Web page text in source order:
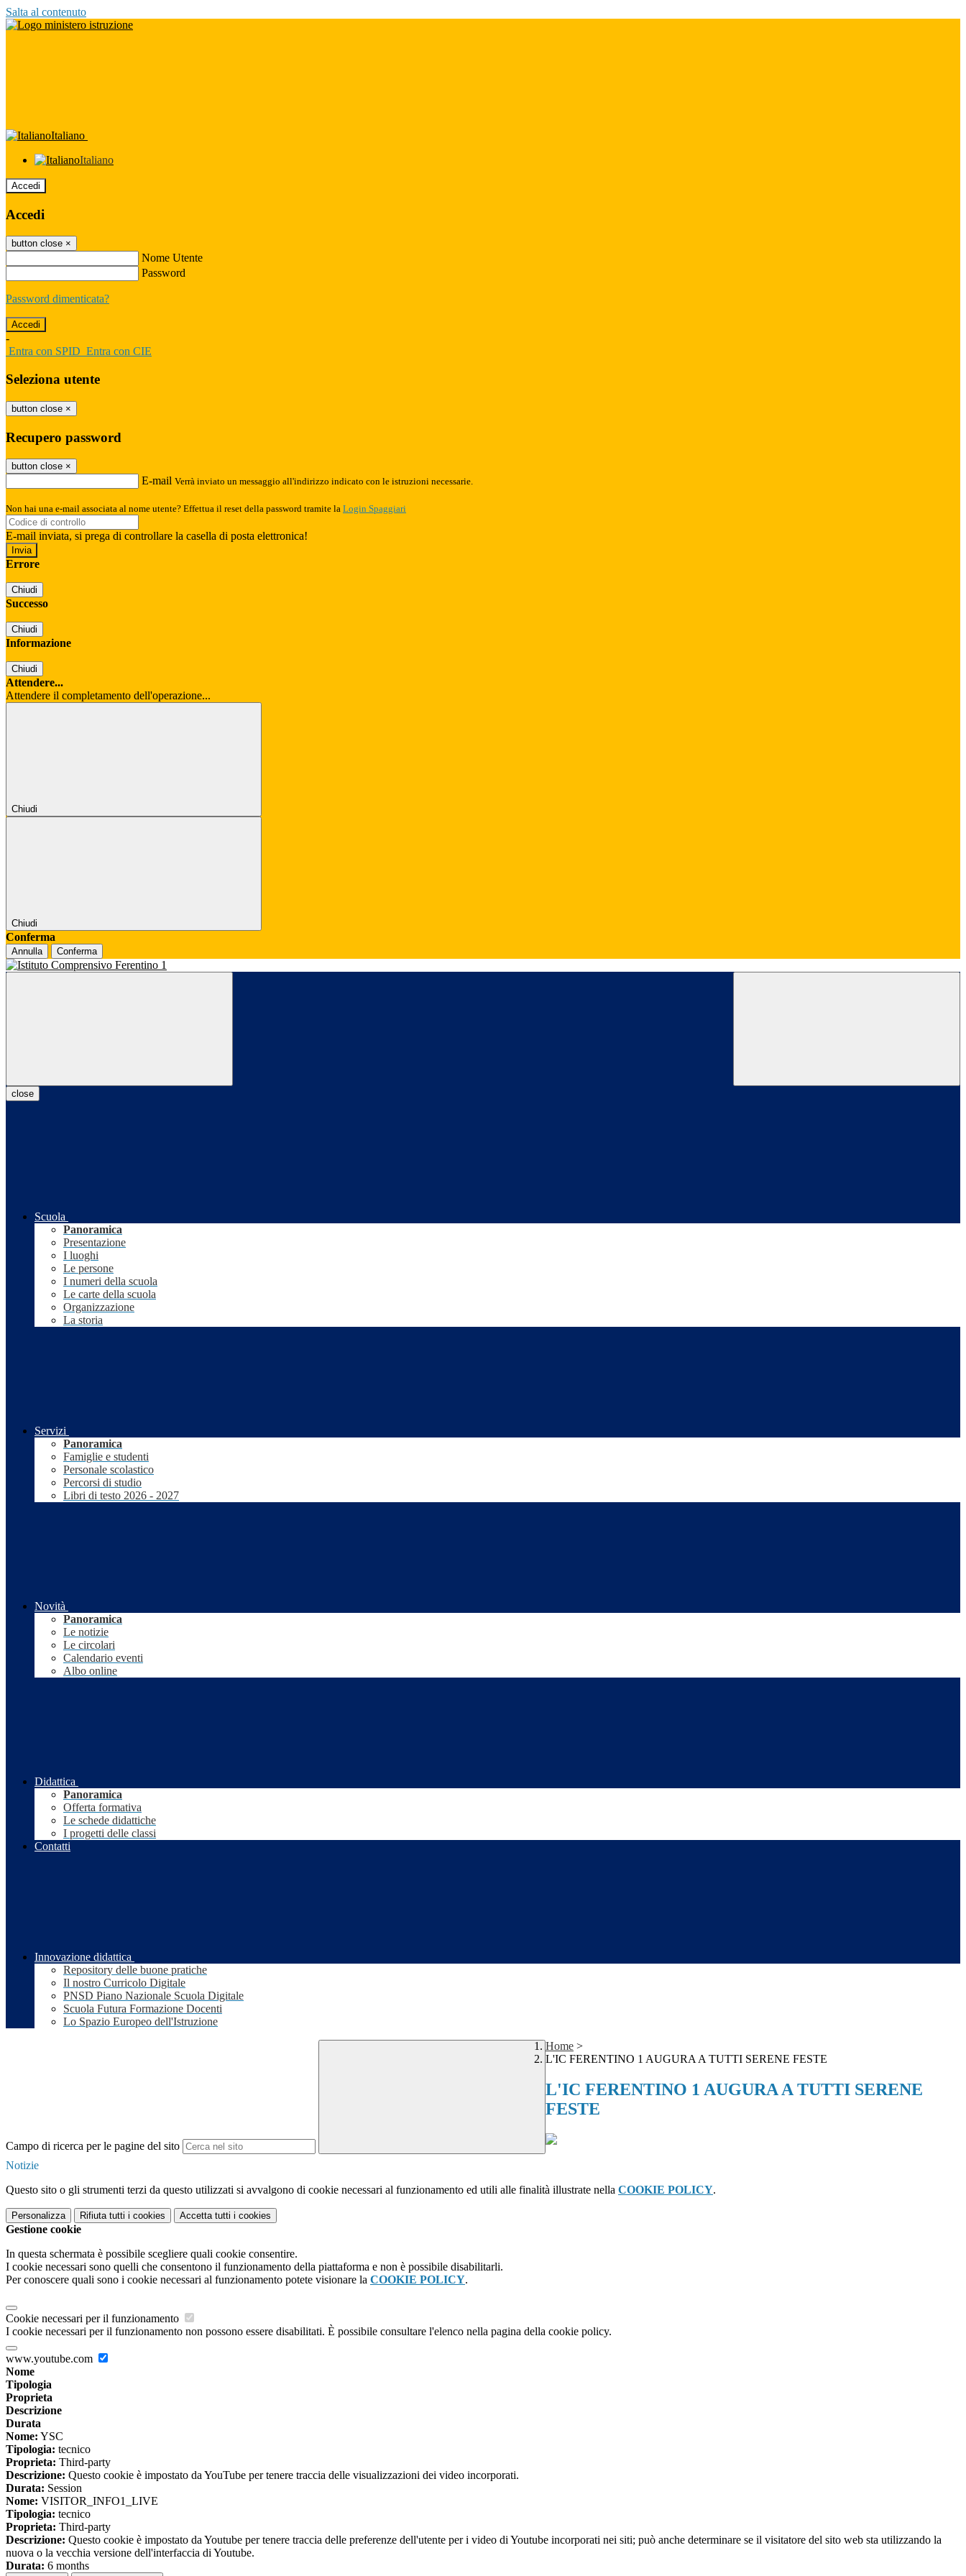
Salta al contenuto
Italiano
Italiano
Accedi
Accedi
button close ×
Nome Utente
Password
Password dimenticata?
-
Entra con SPID Entra con CIE
Seleziona utente
button close ×
Recupero password
button close ×
E-mail Verrà inviato un messaggio all'indirizzo indicato con le istruzioni necessarie.
Non hai una e-mail associata al nome utente? Effettua il reset della password tramite la Login Spaggiari
E-mail inviata, si prega di controllare la casella di posta elettronica!
Errore
Chiudi
Successo
Chiudi
Informazione
Chiudi
Attendere...
Attendere il completamento dell'operazione...
Chiudi
Chiudi
Conferma
Annulla Conferma
close
Scuola
Panoramica
Presentazione
I luoghi
Le persone
I numeri della scuola
Le carte della scuola
Organizzazione
La storia
Servizi
Panoramica
Famiglie e studenti
Personale scolastico
Percorsi di studio
Libri di testo 2026 - 2027
Novità
Panoramica
Le notizie
Le circolari
Calendario eventi
Albo online
Didattica
Panoramica
Offerta formativa
Le schede didattiche
I progetti delle classi
Contatti
Innovazione didattica
Repository delle buone pratiche
Il nostro Curricolo Digitale
PNSD Piano Nazionale Scuola Digitale
Scuola Futura Formazione Docenti
Lo Spazio Europeo dell'Istruzione
Campo di ricerca per le pagine del sito
Home >
L'IC FERENTINO 1 AUGURA A TUTTI SERENE FESTE
L'IC FERENTINO 1 AUGURA A TUTTI SERENE
FESTE
Notizie
Questo sito o gli strumenti terzi da questo utilizzati si avvalgono di cookie necessari al funzionamento ed utili alle finalità illustrate nella COOKIE POLICY.
Personalizza Rifiuta tutti i cookies Accetta tutti i cookies
Gestione cookie
In questa schermata è possibile scegliere quali cookie consentire.
I cookie necessari sono quelli che consentono il funzionamento della piattaforma e non è possibile disabilitarli.
Per conoscere quali sono i cookie necessari al funzionamento potete visionare la COOKIE POLICY.
Cookie necessari per il funzionamento
I cookie necessari per il funzionamento non possono essere disabilitati. È possibile consultare l'elenco nella pagina della cookie policy.
www.youtube.com
Nome
Tipologia
Proprieta
Descrizione
Durata
Nome: YSC
Tipologia: tecnico
Proprieta: Third-party
Descrizione: Questo cookie è impostato da YouTube per tenere traccia delle visualizzazioni dei video incorporati.
Durata: Session
Nome: VISITOR_INFO1_LIVE
Tipologia: tecnico
Proprieta: Third-party
Descrizione: Questo cookie è impostato da Youtube per tenere traccia delle preferenze dell'utente per i video di Youtube incorporati nei siti; può anche determinare se il visitatore del sito web sta utilizzando la
nuova o la vecchia versione dell'interfaccia di Youtube.
Durata: 6 months